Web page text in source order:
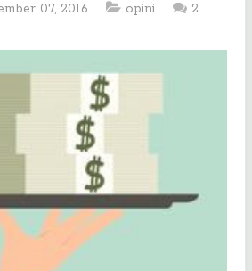
07, 2016 opini
2